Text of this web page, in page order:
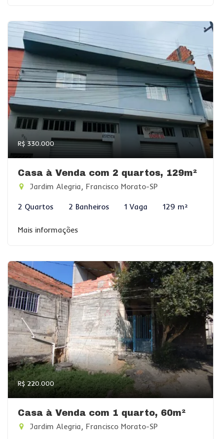
R$ 330.000
Casa à Venda com 2 quartos, 129m²
Jardim Alegria, Francisco Morato-SP
2 Quartos 2 Banheiros 1 Vaga 129 m²
Mais informações
R$ 220.000
Casa à Venda com 1 quarto, 60m²
Jardim Alegria, Francisco Morato-SP